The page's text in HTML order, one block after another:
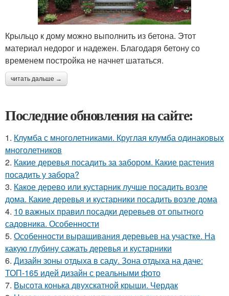
Крыльцо к дому можно выполнить из бетона. Этот
материал недорог и надежен. Благодаря бетону со
временем постройка не начнет шататься.
читать дальше →
Последние обновления на сайте:
1. Клумба с многолетниками. Круглая клумба одинаковых
многолетников
2. Какие деревья посадить за забором. Какие растения
посадить у забора?
3. Какое дерево или кустарник лучше посадить возле
дома. Какие деревья и кустарники посадить возле дома
4. 10 важных правил посадки деревьев от опытного
садовника. Особенности
5. Особенности выращивания деревьев на участке. На
какую глубину сажать деревья и кустарники
6. Дизайн зоны отдыха в саду. Зона отдыха на даче:
ТОП-165 идей дизайн с реальными фото
7. Высота конька двухскатной крыши. Чердак